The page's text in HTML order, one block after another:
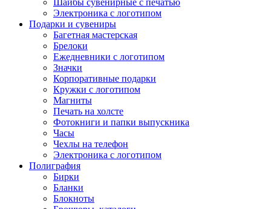
Шайбы сувенирные с печатью
Электроника с логотипом
Подарки и сувениры
Багетная мастерская
Брелоки
Ежедневники с логотипом
Значки
Корпоративные подарки
Кружки с логотипом
Магниты
Печать на холсте
Фотокниги и папки выпускника
Часы
Чехлы на телефон
Электроника с логотипом
Полиграфия
Бирки
Бланки
Блокноты